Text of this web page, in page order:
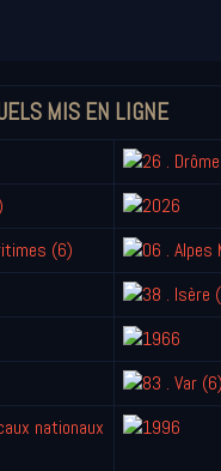
MIS EN LIGNE